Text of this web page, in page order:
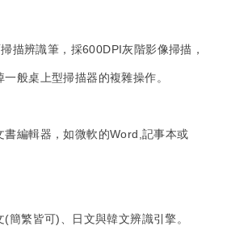
描辨識筆，採600DPI灰階影像掃描，
般桌上型掃描器的複雜操作。
書編輯器，如微軟的Word,記事本或
簡繁皆可)、日文與韓文辨識引擎。